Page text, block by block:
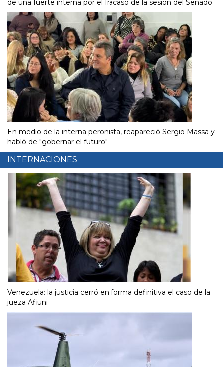
de una fuerte interna por el fracaso de la sesión del Senado
En medio de la interna peronista, reapareció Sergio Massa y
habló de "gobernar el futuro"
INTERNACIONES
Venezuela: la justicia cerró en forma definitiva el caso de la
jueza Afiuni